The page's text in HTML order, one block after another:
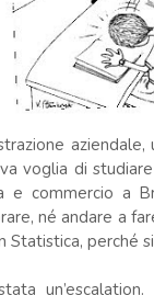
aziendale,
voglia di
e commercio a
né andare a
Statistica, perché